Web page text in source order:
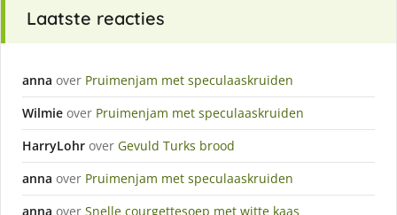
Laatste reacties
anna over Pruimenjam met speculaaskruiden
Wilmie over Pruimenjam met speculaaskruiden
HarryLohr over Gevuld Turks brood
anna over Pruimenjam met speculaaskruiden
anna over Snelle courgettesoep met witte kaas